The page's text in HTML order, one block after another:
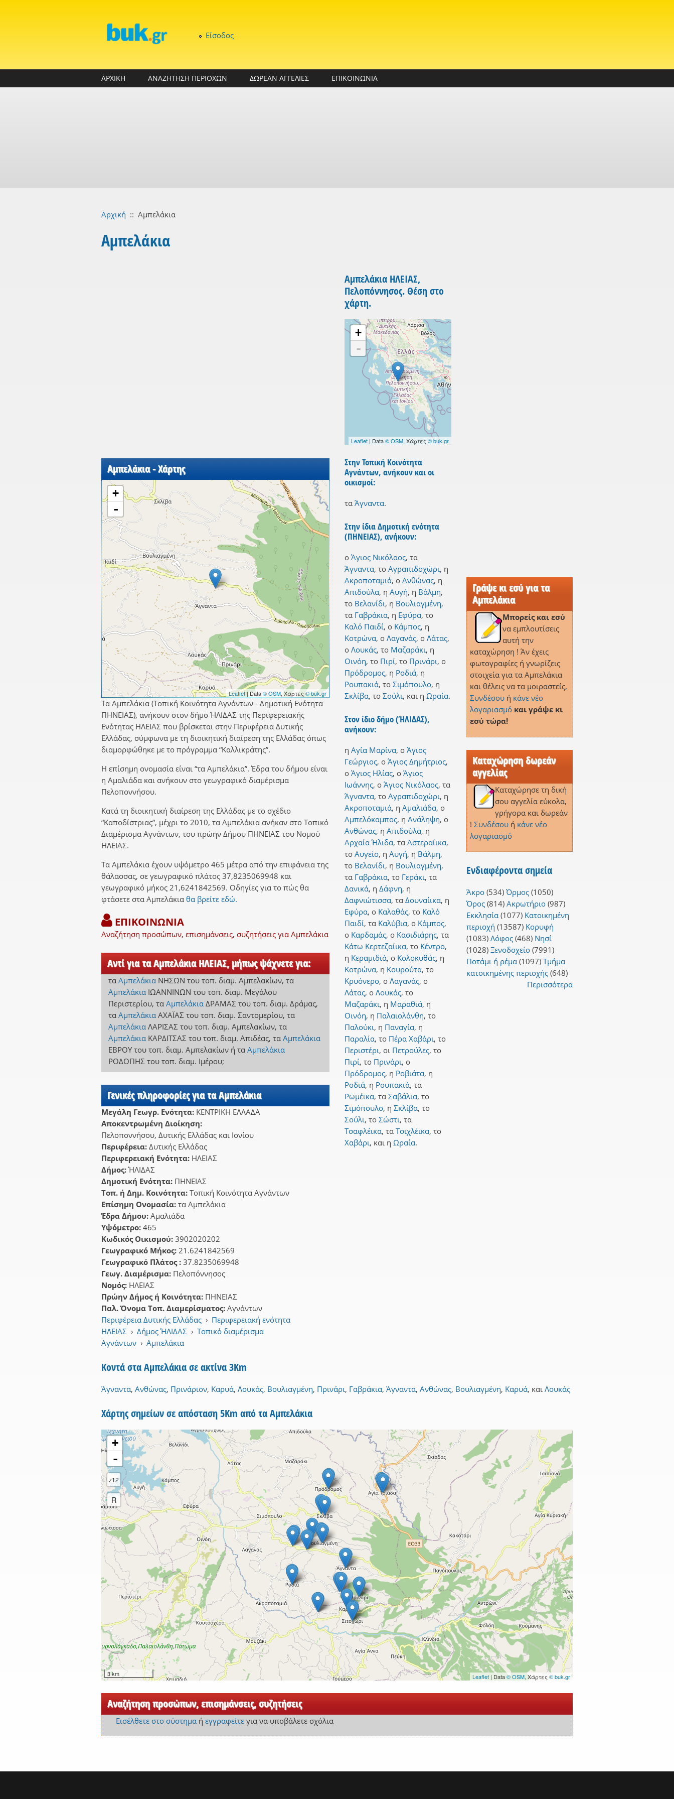
Είσοδος
ΑΡΧΙΚΗ ΑΝΑΖΗΤΗΣΗ ΠΕΡΙΟΧΩΝ ΔΩΡΕΑΝ ΑΓΓΕΛΙΕΣ ΕΠΙΚΟΙΝΩΝΙΑ
Αρχική :: Αμπελάκια
Αμπελάκια
Αμπελάκια - Χάρτης
+
-
Leaflet | Data© OSM, Χάρτες © buk.gr
Τα Αμπελάκια (Τοπική Κοινότητα Αγνάντων - Δημοτική Ενότητα
ΠΗΝΕΙΑΣ), ανήκουν στον δήμο ΉΛΙΔΑΣ της Περιφερειακής
Ενότητας ΗΛΕΙΑΣ που βρίσκεται στην Περιφέρεια Δυτικής
Ελλάδας, σύμφωνα με τη διοικητική διαίρεση της Ελλάδας όπως
διαμορφώθηκε με το πρόγραμμα “Καλλικράτης”.
Η επίσημη ονομασία είναι “τα Αμπελάκια”. Έδρα του δήμου είναι
η Αμαλιάδα και ανήκουν στο γεωγραφικό διαμέρισμα
Πελοποννήσου.
Κατά τη διοικητική διαίρεση της Ελλάδας με το σχέδιο
“Καποδίστριας”, μέχρι το 2010, τα Αμπελάκια ανήκαν στο Τοπικό
Διαμέρισμα Αγνάντων, του πρώην Δήμου ΠΗΝΕΙΑΣ του Νομού
ΗΛΕΙΑΣ.
Τα Αμπελάκια έχουν υψόμετρο 465 μέτρα από την επιφάνεια της
θάλασσας, σε γεωγραφικό πλάτος 37,8235069948 και
γεωγραφικό μήκος 21,6241842569. Οδηγίες για το πώς θα
φτάσετε στα Αμπελάκια θα βρείτε εδώ.
ΕΠΙΚΟΙΝΩΝΙΑ
Αναζήτηση προσώπων, επισημάνσεις, συζητήσεις για Αμπελάκια
Αντί για τα Αμπελάκια ΗΛΕΙΑΣ, μήπως ψάχνετε για:
τα Αμπελάκια ΝΗΣΩΝ του τοπ. διαμ. Αμπελακίων, τα
Αμπελάκια ΙΩΑΝΝΙΝΩΝ του τοπ. διαμ. Μεγάλου
Περιστερίου, τα Αμπελάκια ΔΡΑΜΑΣ του τοπ. διαμ. Δράμας,
τα Αμπελάκια ΑΧΑΪΑΣ του τοπ. διαμ. Σαντομερίου, τα
Αμπελάκια ΛΑΡΙΣΑΣ του τοπ. διαμ. Αμπελακίων, τα
Αμπελάκια ΚΑΡΔΙΤΣΑΣ του τοπ. διαμ. Απιδέας, τα Αμπελάκια
ΕΒΡΟΥ του τοπ. διαμ. Αμπελακίωνή τα Αμπελάκια
ΡΟΔΟΠΗΣ του τοπ. διαμ. Ιμέρου;
Γενικές πληροφορίες για τα Αμπελάκια
Μεγάλη Γεωγρ. Ενότητα: ΚΕΝΤΡΙΚΗ ΕΛΛΑΔΑ
Αποκεντρωμένη Διοίκηση:
Πελοποννήσου, Δυτικής Ελλάδας και Ιονίου
Περιφέρεια: Δυτικής Ελλάδας
Περιφερειακή Ενότητα: ΗΛΕΙΑΣ
Δήμος:ΉΛΙΔΑΣ
Δημοτική Ενότητα: ΠΗΝΕΙΑΣ
Τοπ. ή Δημ. Κοινότητα: Τοπική Κοινότητα Αγνάντων
Επίσημη Ονομασία: τα Αμπελάκια
Έδρα Δήμου: Αμαλιάδα
Υψόμετρο: 465
Κωδικός Οικισμού: 3902020202
Γεωγραφικό Μήκος: 21.6241842569
Γεωγραφικό Πλάτος : 37.8235069948
Γεωγ. Διαμέρισμα: Πελοπόννησος
Νομός: ΗΛΕΙΑΣ
Πρώην Δήμος ή Κοινότητα: ΠΗΝΕΙΑΣ
Παλ. Όνομα Τοπ. Διαμερίσματος: Αγνάντων
Περιφέρεια Δυτικής Ελλάδας › Περιφερειακή ενότητα
ΗΛΕΙΑΣ › Δήμος ΉΛΙΔΑΣ › Τοπικό διαμέρισμα
Αγνάντων › Αμπελάκια
Αμπελάκια ΗΛΕΙΑΣ,
Πελοπόννησος. Θέση στο
χάρτη.
+
-
Leaflet| Data© OSM, Χάρτες © buk.gr
Στην Τοπική Κοινότητα
Αγνάντων, ανήκουν και οι
οικισμοί:
τα Άγναντα.
Στην ίδια Δημοτική ενότητα
(ΠΗΝΕΙΑΣ), ανήκουν:
ο Άγιος Νικόλαος, τα
Άγναντα, το Αγραπιδοχώρι, η
Ακροποταμιά, ο Ανθώνας, η
Απιδούλα, η Αυγή, η Βάλμη,
το Βελανίδι, η Βουλιαγμένη,
τα Γαβράκια, η Εφύρα, το
Καλό Παιδί, ο Κάμπος, η
Κοτρώνα, ο Λαγανάς, ο Λάτας,
ο Λουκάς, το Μαζαράκι, η
Οινόη, το Πιρί, το Πρινάρι, ο
Πρόδρομος, η Ροδιά, η
Ρουπακιά, το Σιμόπουλο, η
Σκλίβα, το Σούλι, και η Ωραία.
Στον ίδιο δήμο (ΉΛΙΔΑΣ),
ανήκουν:
η Αγία Μαρίνα, ο Άγιος
Γεώργιος, ο Άγιος Δημήτριος,
ο Άγιος Ηλίας, ο Άγιος
Ιωάννης, ο Άγιος Νικόλαος, τα
Άγναντα, το Αγραπιδοχώρι, η
Ακροποταμιά, η Αμαλιάδα, ο
Αμπελόκαμπος, η Ανάληψη, ο
Ανθώνας, η Απιδούλα, η
Αρχαία Ήλιδα, τα Αστεραίικα,
το Αυγείο, η Αυγή, η Βάλμη,
το Βελανίδι, η Βουλιαγμένη,
τα Γαβράκια, το Γεράκι, τα
Δανικά, η Δάφνη, η
Δαφνιώτισσα, τα Δουναίικα, η
Εφύρα, ο Καλαθάς, το Καλό
Παιδί, τα Καλύβια, ο Κάμπος,
ο Καρδαμάς, ο Κασιδιάρης, τα
Κάτω Κερτεζαίικα, το Κέντρο,
η Κεραμιδιά, ο Κολοκυθάς, η
Κοτρώνα, η Κουρούτα, το
Κρυόνερο, ο Λαγανάς, ο
Λάτας, ο Λουκάς, το
Μαζαράκι, η Μαραθιά, η
Οινόη, η Παλαιολάνθη, το
Παλούκι, η Παναγία, η
Παραλία, το Πέρα Χαβάρι, το
Περιστέρι, οι Πετρούλες, το
Πιρί, το Πρινάρι, ο
Πρόδρομος, η Ροβιάτα, η
Ροδιά, η Ρουπακιά, τα
Ρωμέικα, τα Σαβάλια, το
Σιμόπουλο, η Σκλίβα, το
Σούλι, το Σώστι, τα
Τσαφλέικα, τα Τσιχλέικα, το
Χαβάρι, και η Ωραία.
Γράψε κι εσύ για τα
Αμπελάκια
Μπορείς και εσύ
να εμπλουτίσεις
αυτή την
καταχώρηση ! Άν έχεις
φωτογραφίες ή γνωρίζεις
στοιχεία για τα Αμπελάκια
και θέλεις να τα μοιραστείς,
Συνδέσουή κάνε νέο
λογαριασμό και γράψε κι
εσύ τώρα!
Καταχώρηση δωρεάν
αγγελίας
Καταχώρησε τη δική
σου αγγελία εύκολα,
γρήγορα και δωρεάν
! Συνδέσουή κάνε νέο
λογαριασμό
Ενδιαφέροντα σημεία
Άκρο(534) Όρμος(1050)
Όρος(814) Ακρωτήριο(987)
Εκκλησία(1077) Κατοικημένη
περιοχή (13587) Κορυφή
(1083) Λόφος(468) Νησί
(1028) Ξενοδοχείο(7991)
Ποτάμι ή ρέμα(1097) Τμήμα
κατοικημένης περιοχής(648)
Περισσότερα
Κοντά στα Αμπελάκια σε ακτίνα 3Km
Άγναντα, Ανθώνας, Πρινάριον, Καρυά, Λουκάς, Βουλιαγμένη, Πρινάρι, Γαβράκια, Άγναντα, Ανθώνας, Βουλιαγμένη, Καρυά, και Λουκάς
Χάρτης σημείων σε απόσταση 5Km από τα Αμπελάκια
+
-
z12
R
3 km Leaflet | Data© OSM, Χάρτες © buk.gr
Αναζήτηση προσώπων, επισημάνσεις, συζητήσεις
Εισέλθετε στο σύστημα ήεγγραφείτε για να υποβάλετε σχόλια